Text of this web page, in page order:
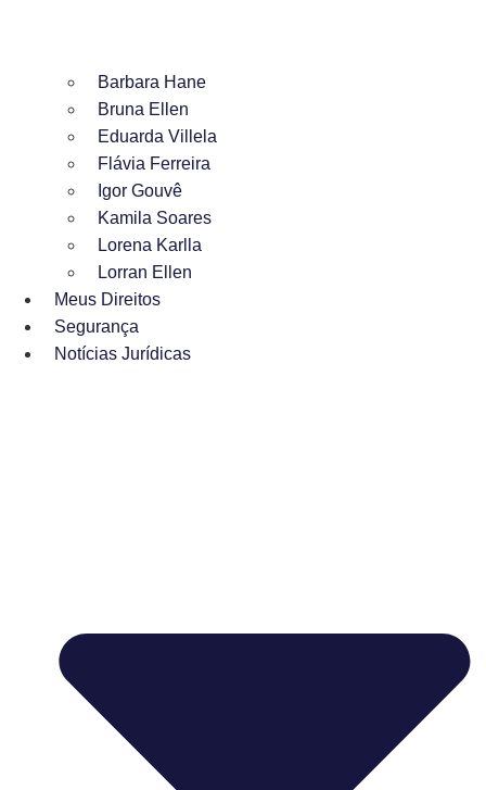
Barbara Hane
Bruna Ellen
Eduarda Villela
Flávia Ferreira
Igor Gouvê
Kamila Soares
Lorena Karlla
Lorran Ellen
Meus Direitos
Segurança
Notícias Jurídicas